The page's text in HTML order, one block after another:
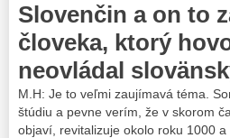
Slovenčin a on to
človeka, ktorý
neovládal
M.H: Je to veľmi zaujímavá téma.
štúdiu a pevne verím, že v skorom
objaví, revitalizuje okolo roku 1000